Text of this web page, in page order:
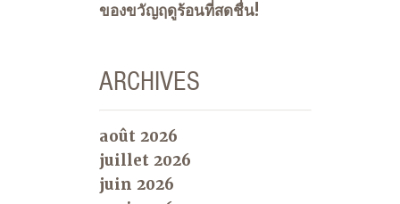
ของขวัญฤดูร้อนที่สดชื่น!
ARCHIVES
août 2026
juillet 2026
juin 2026